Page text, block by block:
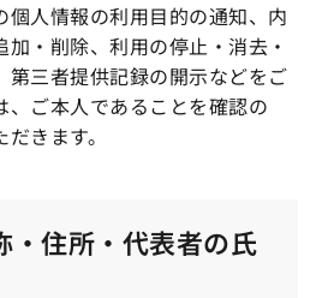
個人情報の利用目的の通知、内
・削除、利用の停止・消去・
第三者提供記録の開示などをご
、ご本人であることを確認の
きます。
・住所・代表者の氏